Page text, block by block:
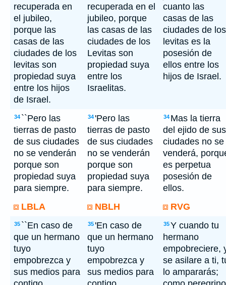
recuperada en
el jubileo,
porque las
casas de las
ciudades de los
levitas son
propiedad suya
entre los hijos
de Israel.
recuperada en el
jubileo, porque
las casas de las
ciudades de los
Levitas son
propiedad suya
entre los
Israelitas.
cuanto las
casas de las
ciudades de los
levitas es la
posesión de
ellos entre los
hijos de Israel.
34 ``Pero las
tierras de pasto
de sus ciudades
no se venderán
porque son
propiedad suya
para siempre.
34 'Pero las
tierras de pasto
de sus ciudades
no se venderán
porque son
propiedad suya
para siempre.
34 Mas la tierra
del ejido de sus
ciudades no se
venderá,
es perpetua
posesión de
ellos.
LBLA
NBLH RVG
35 ``En caso de
que un hermano
tuyo
empobrezca y
sus medios para
35 'En caso de
que un hermano
tuyo
empobrezca y
sus medios para
35Y cuando tu
hermano
empobreciere,
se asilare a ti,
lo ampararás;